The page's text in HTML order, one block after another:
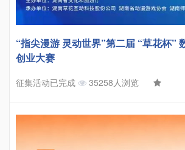
“指尖漫游 灵动世界”第二届 “草花杯”
创业大赛
征集活动已完成 35258人浏览